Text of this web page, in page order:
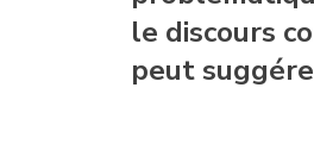
le discours
peut